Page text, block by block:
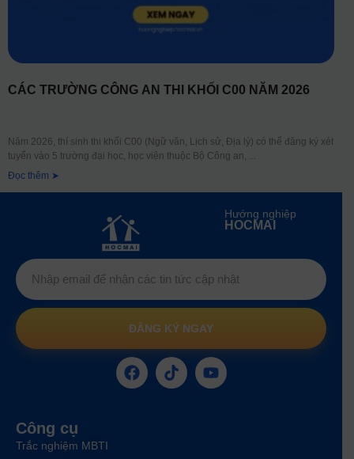
CÁC TRƯỜNG CÔNG AN THI KHỐI C00 NĂM 2026
Năm 2026, thí sinh thi khối C00 (Ngữ văn, Lịch sử, Địa lý) có thể đăng ký xét
tuyển vào 5 trường đại học, học viện thuộc Bộ Công an,
Đọc thêm ➤
Hướng nghiệp
HOCMAI
ĐĂNG KÝ NGAY
Công cụ
Trắc nghiệm MBTI